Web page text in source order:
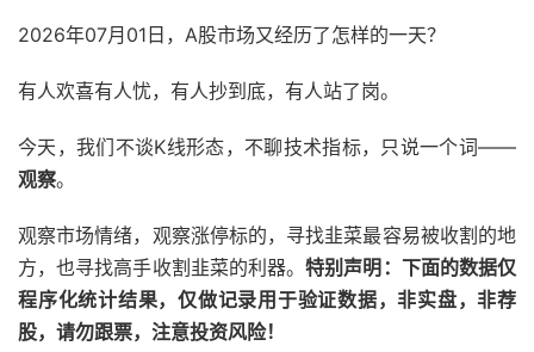
2026年07月01日，A股市场又经历了怎样的一天？
有人欢喜有人忧，有人抄到底，有人站了岗。
今天，我们不谈K线形态，不聊技术指标，只说一个词——
观察。
观察市场情绪，观察涨停标的，寻找韭菜最容易被收割的地
方，也寻找高手收割韭菜的利器。特别声明：下面的数据仅
程序化统计结果，仅做记录用于验证数据，非实盘，非荐
股，请勿跟票，注意投资风险！